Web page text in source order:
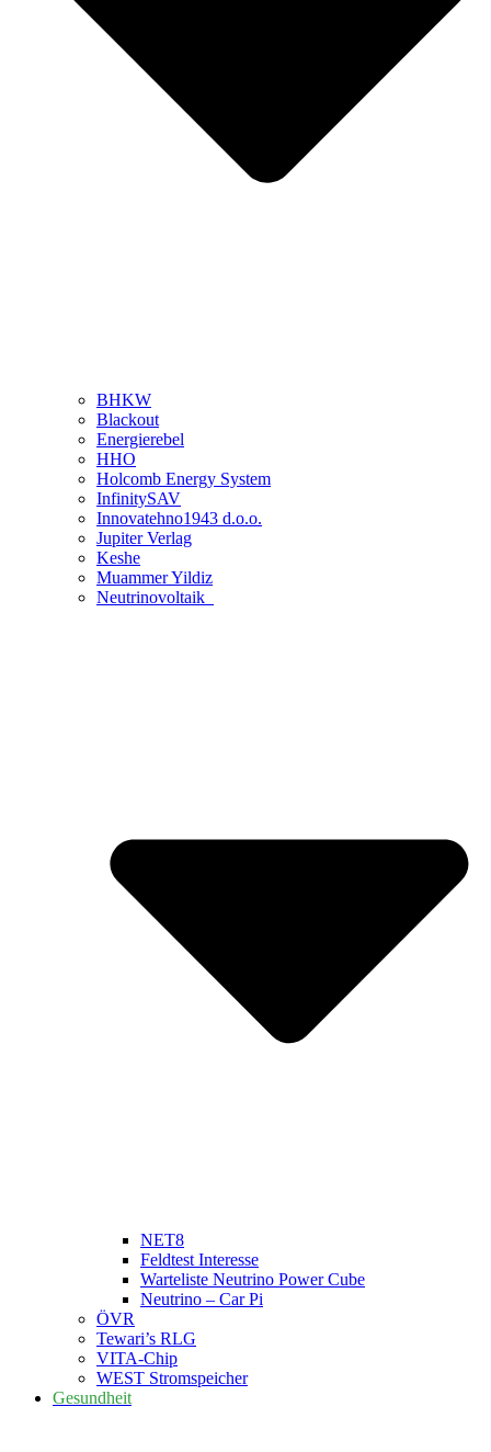
BHKW
Blackout
Energierebel
HHO
Holcomb Energy System
InfinitySAV
Innovatehno1943 d.o.o.
Jupiter Verlag
Keshe
Muammer Yildiz
Neutrinovoltaik
NET8
Feldtest Interesse
Warteliste Neutrino Power Cube
Neutrino – Car Pi
ÖVR
Tewari’s RLG
VITA-Chip
WEST Stromspeicher
Gesundheit